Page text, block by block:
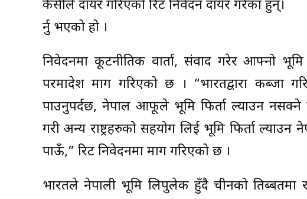
केसीले दायर गरिएको रिट निवेदन दायर गरेका हुन्।
र्नु भएको हो ।
निवेदनमा कूटनीतिक वार्ता, संवाद गरेर आफ्नो
परमादेश माग गरिएको छ । “भारतद्वारा कब्जा
पाउनुपर्दछ, नेपाल आफूले भूमि फिर्ता ल्याउन नसक्ने
गरी अन्य राष्ट्रहरुको सहयोग लिई भूमि फिर्ता
पाऊँ,” रिट निवेदनमा माग गरिएको छ ।
भारतले नेपाली भूमि लिपुलेक हुँदै चीनको तिब्बतमा